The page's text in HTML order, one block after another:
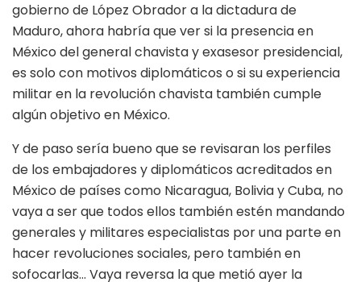
gobierno de López Obrador a la dictadura de
Maduro, ahora habría que ver si la presencia en
México del general chavista y exasesor presidencial,
es solo con motivos diplomáticos o si su experiencia
militar en la revolución chavista también cumple
algún objetivo en México.
Y de paso sería bueno que se revisaran los perfiles
de los embajadores y diplomáticos acreditados en
México de países como Nicaragua, Bolivia y Cuba, no
vaya a ser que todos ellos también estén mandando
generales y militares especialistas por una parte en
hacer revoluciones sociales, pero también en
sofocarlas… Vaya reversa la que metió ayer la